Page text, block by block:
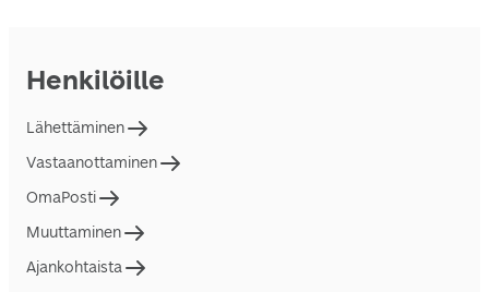
Henkilöille
Lähettäminen
Vastaanottaminen
OmaPosti
Muuttaminen
Ajankohtaista